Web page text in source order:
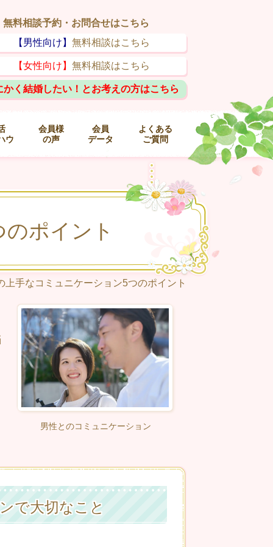
無料相談予約・お問合せはこちら
【男性向け】 無料相談はこちら
【女性向け】 無料相談はこちら
かく結婚したい！とお考えの方はこちら
ウ
会員様
の声
会員
データ
よくある
ご質問
ポイント
上手なコミュニケーション5つのポイント
男性とのコミュニケーション
で大切なこと